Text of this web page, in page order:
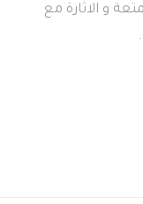
و الاثارة مع